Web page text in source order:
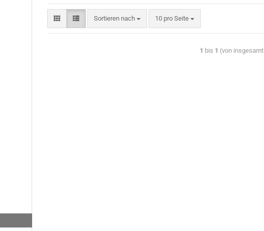
Sortieren nach 10 pro Seite
1 bis 1 (von insgesamt